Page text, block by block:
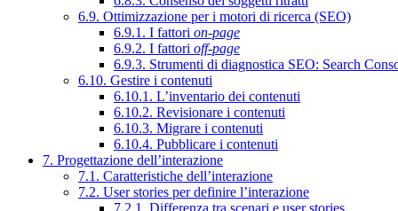
6.9. Ottimizzazione per i motori di ricerca (SEO)
6.9.1. I fattori on-page
6.9.2. I fattori off-page
6.9.3. Strumenti di diagnostica SEO: Search
6.10. Gestire i contenuti
6.10.1. L’inventario dei contenuti
6.10.2. Revisionare i contenuti
6.10.3. Migrare i contenuti
6.10.4. Pubblicare i contenuti
7. Progettazione dell’interazione
7.1. Caratteristiche dell’interazione
7.2. User stories per definire l’interazione
7.2.1. Differenza tra scenari e user stories